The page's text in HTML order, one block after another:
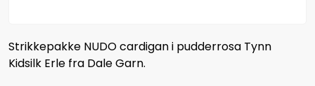
Strikkepakke NUDO cardigan i pudderrosa Tynn
Kidsilk Erle fra Dale Garn.